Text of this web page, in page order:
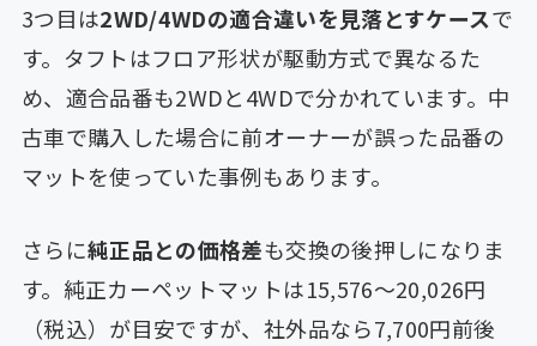
3つ目は2WD/4WDの適合違いを見落とすケースで
す。タフトはフロア形状が駆動方式で異なるた
め、適合品番も2WDと4WDで分かれています。中
古車で購入した場合に前オーナーが誤った品番の
マットを使っていた事例もあります。
さらに純正品との価格差も交換の後押しになりま
す。純正カーペットマットは15,576〜20,026円
（税込）が目安ですが、社外品なら7,700円前後